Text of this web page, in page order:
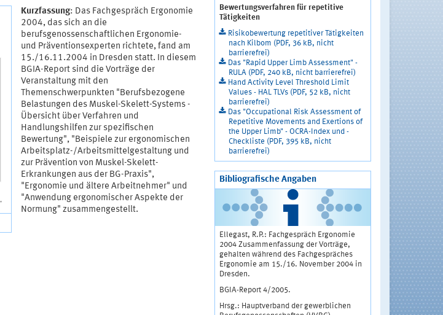
Kurzfassung: Das Fachgespräch Ergonomie
2004, das sich an die
berufsgenossenschaftlichen Ergonomie-
und Präventionsexperten richtete, fand am
15./16.11.2004 in Dresden statt. In diesem
BGIA-Report sind die Vorträge der
Veranstaltung mit den
Themenschwerpunkten "Berufsbezogene
Belastungen des Muskel-Skelett-Systems -
Übersicht über Verfahren und
Handlungshilfen zur spezifischen
Bewertung", "Beispiele zur ergonomischen
Arbeitsplatz-/Arbeitsmittelgestaltung und
zur Prävention von Muskel-Skelett-
Erkrankungen aus der BG-Praxis",
"Ergonomie und ältere Arbeitnehmer" und
"Anwendung ergonomischer Aspekte der
Normung" zusammengestellt.
Bewertungsverfahren für repetitive
Tätigkeiten
Risikobewertung repetitiver Tätigkeiten
nach Kilbom (PDF, 36 kB, nicht
barrierefrei)
Das "Rapid Upper Limb Assessment" -
RULA (PDF, 240 kB, nicht barrierefrei)
Hand Activity Level Threshold Limit
Values - HAL TLVs (PDF, 52 kB, nicht
barrierefrei)
Das "Occupational Risk Assessment of
Repetitive Movements and Exertions of
the Upper Limb" - OCRA-Index und -
Checkliste (PDF, 395 kB, nicht
barrierefrei)
Bibliografische Angaben
Ellegast, R.P.: Fachgespräch Ergonomie
2004 Zusammenfassung der Vorträge,
gehalten während des Fachgespräches
Ergonomie am 15./16. November 2004 in
Dresden.
BGIA-Report 4/2005.
Hrsg.: Hauptverband der gewerblichen